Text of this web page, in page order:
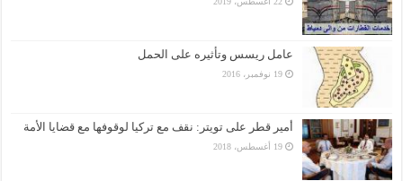
عامل ريسس وتأثيره على الحمل
19 نوفمبر، 2016
أمير قطر على تويتر: نقف مع تركيا لوقوفها مع قضايا الأمة
19 أغسطس، 2018